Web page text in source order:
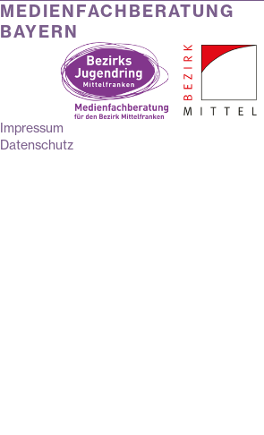
MEDIENFACHBERATUNG
BAYERN
Impressum
Datenschutz